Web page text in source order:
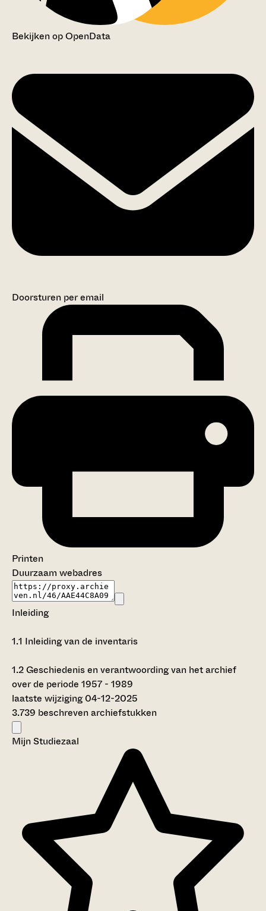
Bekijken op OpenData
Doorsturen per email
Printen
Duurzaam webadres
Inleiding
1.1 Inleiding van de inventaris
1.2Geschiedenis en verantwoording van het archief
over de periode 1957 - 1989
laatste wijziging 04-12-2025
3.739 beschreven archiefstukken
Mijn Studiezaal